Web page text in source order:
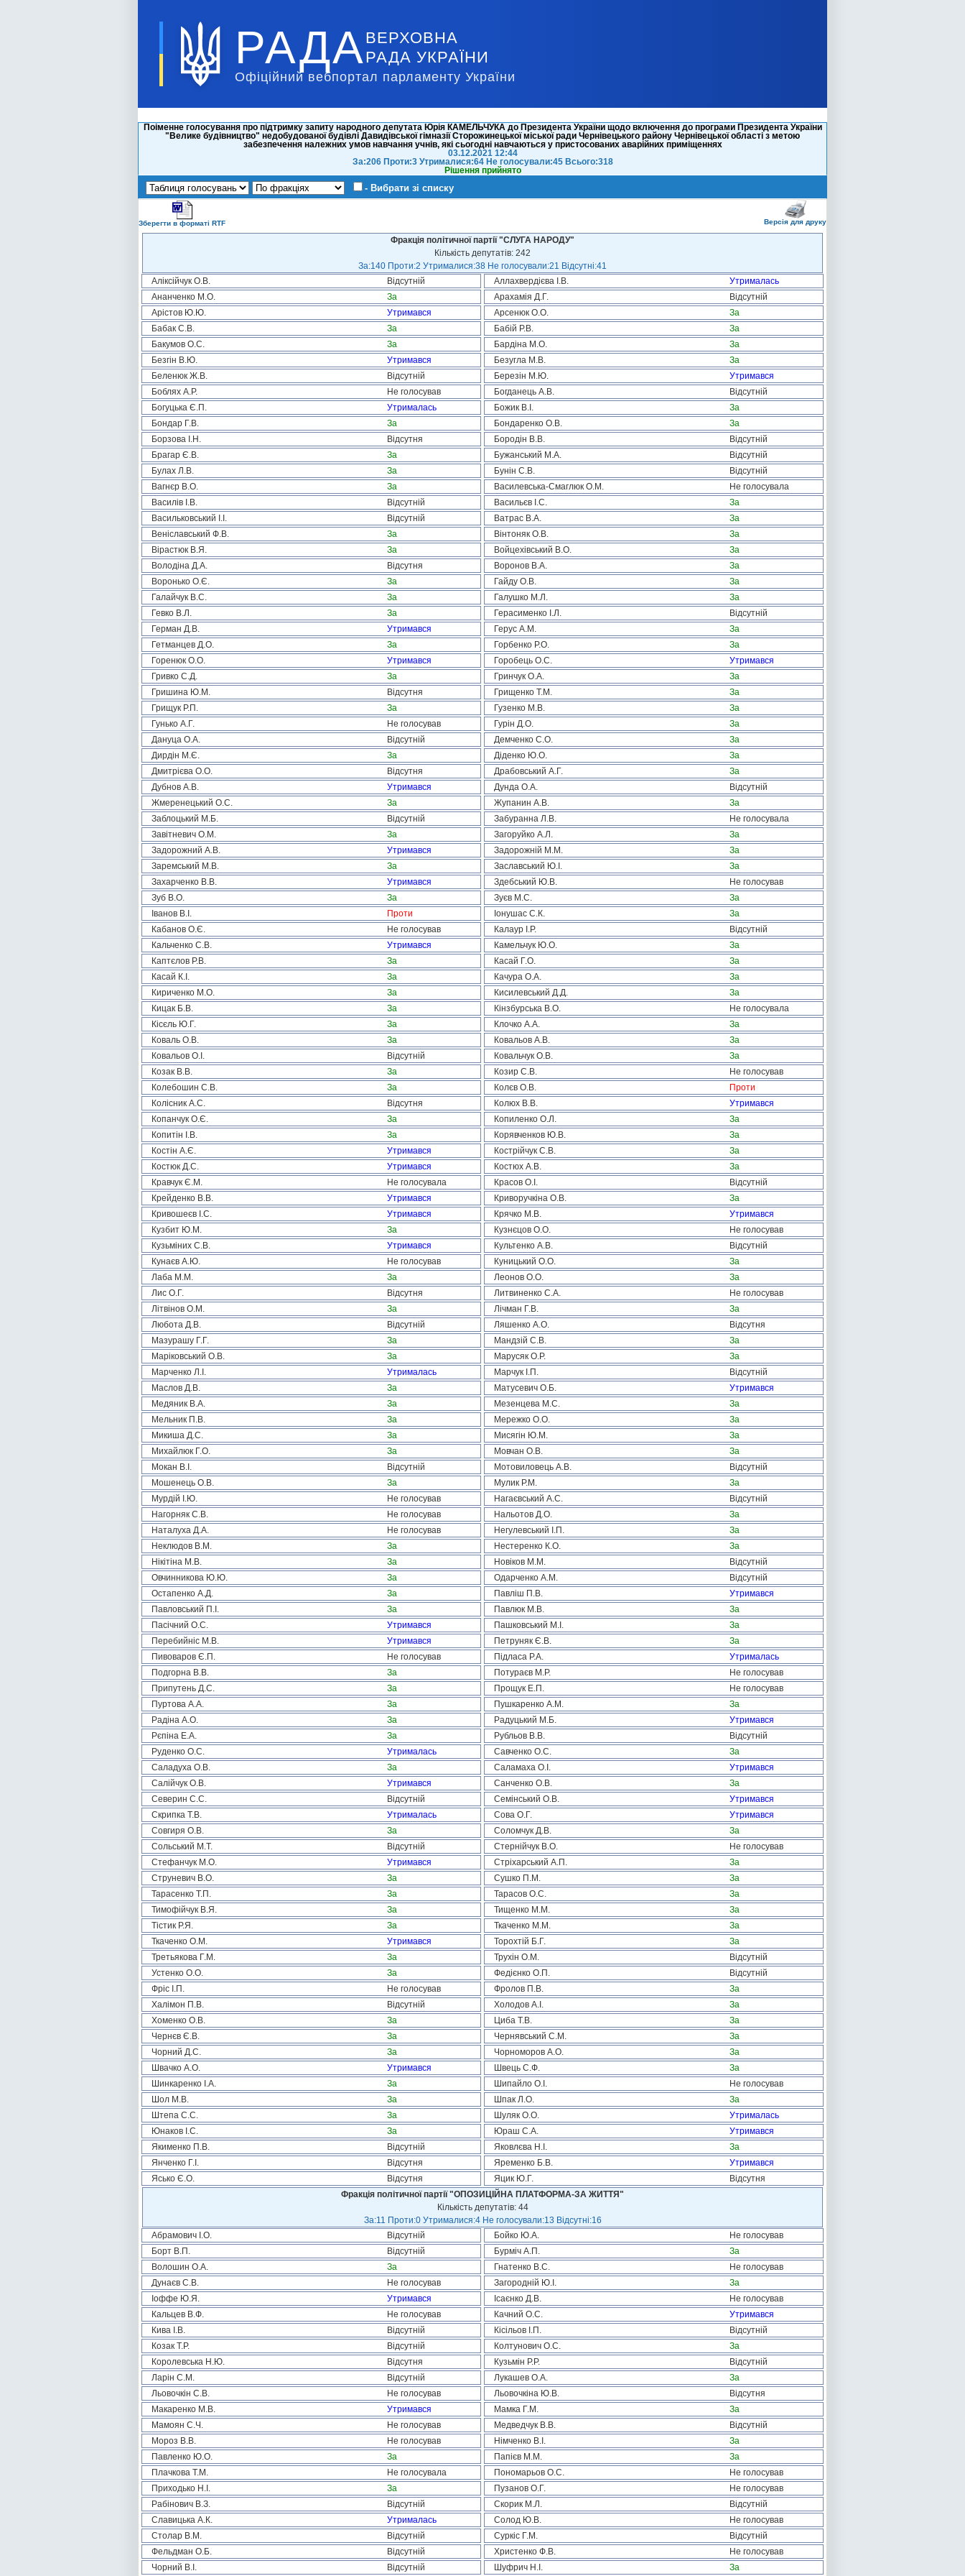
РАДА ВЕРХОВНА
РАДА УКРАЇНИ
Офіційний вебпортал парламенту України
Поіменне голосування про підтримку запиту народного депутата Юрія КАМЕЛЬЧУКА до Президента України щодо включення до програми Президента України
"Велике будівництво" недобудованої будівлі Давидівської гімназії Сторожинецької міської ради Чернівецького району Чернівецької області з метою
забезпечення належних умов навчання учнів, які сьогодні навчаються у пристосованих аварійних приміщеннях
03.12.2021 12:44
За:206 Проти:3 Утрималися:64 Не голосували:45 Всього:318
Рішення прийнято
- Вибрати зі списку
Зберегти в форматі RTF Версія для друку
Фракція політичної партії "СЛУГА НАРОДУ"
Кількість депутатів: 242
За:140 Проти:2 Утрималися:38 Не голосували:21 Відсутні:41
Аліксійчук О.В.
Відсутній Аллахвердієва І.В.
Утрималась
Ананченко М.О.
За Арахамія Д.Г.
Відсутній
Арістов Ю.Ю.
Утримався Арсенюк О.О.
За
Бабак С.В.
За Бабій Р.В.
За
Бакумов О.С.
За Бардіна М.О.
За
Безгін В.Ю.
Утримався Безугла М.В.
За
Беленюк Ж.В.
Відсутній Березін М.Ю.
Утримався
Боблях А.Р.
Не голосував Богданець А.В.
Відсутній
Богуцька Є.П.
Утрималась Божик В.І.
За
Бондар Г.В.
За Бондаренко О.В.
За
Борзова І.Н.
Відсутня Бородін В.В.
Відсутній
Брагар Є.В.
За Бужанський М.А.
Відсутній
Булах Л.В.
За Бунін С.В.
Відсутній
Вагнєр В.О.
За Василевська-Смаглюк О.М.
Не голосувала
Василів І.В.
Відсутній Васильєв І.С.
За
Васильковський І.І.
Відсутній Ватрас В.А.
За
Веніславський Ф.В.
За Вінтоняк О.В.
За
Вірастюк В.Я.
За Войцехівський В.О.
За
Володіна Д.А.
Відсутня Воронов В.А.
За
Воронько О.Є.
За Гайду О.В.
За
Галайчук В.С.
За Галушко М.Л.
За
Гевко В.Л.
За Герасименко І.Л.
Відсутній
Герман Д.В.
Утримався Герус А.М.
За
Гетманцев Д.О.
За Горбенко Р.О.
За
Горенюк О.О.
Утримався Горобець О.С.
Утримався
Гривко С.Д.
За Гринчук О.А.
За
Гришина Ю.М.
Відсутня Грищенко Т.М.
За
Грищук Р.П.
За Гузенко М.В.
За
Гунько А.Г.
Не голосував Гурін Д.О.
За
Дануца О.А.
Відсутній Демченко С.О.
За
Дирдін М.Є.
За Діденко Ю.О.
За
Дмитрієва О.О.
Відсутня Драбовський А.Г.
За
Дубнов А.В.
Утримався Дунда О.А.
Відсутній
Жмеренецький О.С.
За Жупанин А.В.
За
Заблоцький М.Б.
Відсутній Забуранна Л.В.
Не голосувала
Завітневич О.М.
За Загоруйко А.Л.
За
Задорожний А.В.
Утримався Задорожній М.М.
За
Заремський М.В.
За Заславський Ю.І.
За
Захарченко В.В.
Утримався Здебський Ю.В.
Не голосував
Зуб В.О.
За Зуєв М.С.
За
Іванов В.І.
Проти Іонушас С.К.
За
Кабанов О.Є.
Не голосував Калаур І.Р.
Відсутній
Кальченко С.В.
Утримався Камельчук Ю.О.
За
Каптєлов Р.В.
За Касай Г.О.
За
Касай К.І.
За Качура О.А.
За
Кириченко М.О.
За Кисилевський Д.Д.
За
Кицак Б.В.
За Кінзбурська В.О.
Не голосувала
Кісєль Ю.Г.
За Клочко А.А.
За
Коваль О.В.
За Ковальов А.В.
За
Ковальов О.І.
Відсутній Ковальчук О.В.
За
Козак В.В.
За Козир С.В.
Не голосував
Колебошин С.В.
За Колєв О.В.
Проти
Колісник А.С.
Відсутня Колюх В.В.
Утримався
Копанчук О.Є.
За Копиленко О.Л.
За
Копитін І.В.
За Корявченков Ю.В.
За
Костін А.Є.
Утримався Кострійчук С.В.
За
Костюк Д.С.
Утримався Костюх А.В.
За
Кравчук Є.М.
Не голосувала Красов О.І.
Відсутній
Крейденко В.В.
Утримався Криворучкіна О.В.
За
Кривошеєв І.С.
Утримався Крячко М.В.
Утримався
Кузбит Ю.М.
За Кузнєцов О.О.
Не голосував
Кузьміних С.В.
Утримався Культенко А.В.
Відсутній
Кунаєв А.Ю.
Не голосував Куницький О.О.
За
Лаба М.М.
За Леонов О.О.
За
Лис О.Г.
Відсутня Литвиненко С.А.
Не голосував
Літвінов О.М.
За Лічман Г.В.
За
Любота Д.В.
Відсутній Ляшенко А.О.
Відсутня
Мазурашу Г.Г.
За Мандзій С.В.
За
Маріковський О.В.
За Марусяк О.Р.
За
Марченко Л.І.
Утрималась Марчук І.П.
Відсутній
Маслов Д.В.
За Матусевич О.Б.
Утримався
Медяник В.А.
За Мезенцева М.С.
За
Мельник П.В.
За Мережко О.О.
За
Микиша Д.С.
За Мисягін Ю.М.
За
Михайлюк Г.О.
За Мовчан О.В.
За
Мокан В.І.
Відсутній Мотовиловець А.В.
Відсутній
Мошенець О.В.
За Мулик Р.М.
За
Мурдій І.Ю.
Не голосував Нагаєвський А.С.
Відсутній
Нагорняк С.В.
Не голосував Нальотов Д.О.
За
Наталуха Д.А.
Не голосував Негулевський І.П.
За
Неклюдов В.М.
За Нестеренко К.О.
За
Нікітіна М.В.
За Новіков М.М.
Відсутній
Овчинникова Ю.Ю.
За Одарченко А.М.
Відсутній
Остапенко А.Д.
За Павліш П.В.
Утримався
Павловський П.І.
За Павлюк М.В.
За
Пасічний О.С.
Утримався Пашковський М.І.
За
Перебийніс М.В.
Утримався Петруняк Є.В.
За
Пивоваров Є.П.
Не голосував Підласа Р.А.
Утрималась
Подгорна В.В.
За Потураєв М.Р.
Не голосував
Припутень Д.С.
За Прощук Е.П.
Не голосував
Пуртова А.А.
За Пушкаренко А.М.
За
Радіна А.О.
За Радуцький М.Б.
Утримався
Рєпіна Е.А.
За Рубльов В.В.
Відсутній
Руденко О.С.
Утрималась Савченко О.С.
За
Саладуха О.В.
За Саламаха О.І.
Утримався
Салійчук О.В.
Утримався Санченко О.В.
За
Северин С.С.
Відсутній Семінський О.В.
Утримався
Скрипка Т.В.
Утрималась Сова О.Г.
Утримався
Совгиря О.В.
За Соломчук Д.В.
За
Сольський М.Т.
Відсутній Стернійчук В.О.
Не голосував
Стефанчук М.О.
Утримався Стріхарський А.П.
За
Струневич В.О.
За Сушко П.М.
За
Тарасенко Т.П.
За Тарасов О.С.
За
Тимофійчук В.Я.
За Тищенко М.М.
За
Тістик Р.Я.
За Ткаченко М.М.
За
Ткаченко О.М.
Утримався Торохтій Б.Г.
За
Третьякова Г.М.
За Трухін О.М.
Відсутній
Устенко О.О.
За Федієнко О.П.
Відсутній
Фріс І.П.
Не голосував Фролов П.В.
За
Халімон П.В.
Відсутній Холодов А.І.
За
Хоменко О.В.
За Циба Т.В.
За
Чернєв Є.В.
За Чернявський С.М.
За
Чорний Д.С.
За Чорноморов А.О.
За
Швачко А.О.
Утримався Швець С.Ф.
За
Шинкаренко І.А.
За Шипайло О.І.
Не голосував
Шол М.В.
За Шпак Л.О.
За
Штепа С.С.
За Шуляк О.О.
Утрималась
Юнаков І.С.
За Юраш С.А.
Утримався
Якименко П.В.
Відсутній Яковлєва Н.І.
За
Янченко Г.І.
Відсутня Яременко Б.В.
Утримався
Ясько Є.О.
Відсутня Яцик Ю.Г.
Відсутня
Фракція політичної партії "ОПОЗИЦІЙНА ПЛАТФОРМА-ЗА ЖИТТЯ"
Кількість депутатів: 44
За:11 Проти:0 Утрималися:4 Не голосували:13 Відсутні:16
Абрамович І.О.
Відсутній Бойко Ю.А.
Не голосував
Борт В.П.
Відсутній Бурміч А.П.
За
Волошин О.А.
За Гнатенко В.С.
Не голосував
Дунаєв С.В.
Не голосував Загородній Ю.І.
За
Іоффе Ю.Я.
Утримався Ісаєнко Д.В.
Не голосував
Кальцев В.Ф.
Не голосував Качний О.С.
Утримався
Кива І.В.
Відсутній Кісільов І.П.
Відсутній
Козак Т.Р.
Відсутній Колтунович О.С.
За
Королевська Н.Ю.
Відсутня Кузьмін Р.Р.
Відсутній
Ларін С.М.
Відсутній Лукашев О.А.
За
Льовочкін С.В.
Не голосував Льовочкіна Ю.В.
Відсутня
Макаренко М.В.
Утримався Мамка Г.М.
За
Мамоян С.Ч.
Не голосував Медведчук В.В.
Відсутній
Мороз В.В.
Не голосував Німченко В.І.
За
Павленко Ю.О.
За Папієв М.М.
За
Плачкова Т.М.
Не голосувала Пономарьов О.С.
Не голосував
Приходько Н.І.
За Пузанов О.Г.
Не голосував
Рабінович В.З.
Відсутній Скорик М.Л.
Відсутній
Славицька А.К.
Утрималась Солод Ю.В.
Не голосував
Столар В.М.
Відсутній Суркіс Г.М.
Відсутній
Фельдман О.Б.
Відсутній Христенко Ф.В.
Не голосував
Чорний В.І.
Відсутній Шуфрич Н.І. За